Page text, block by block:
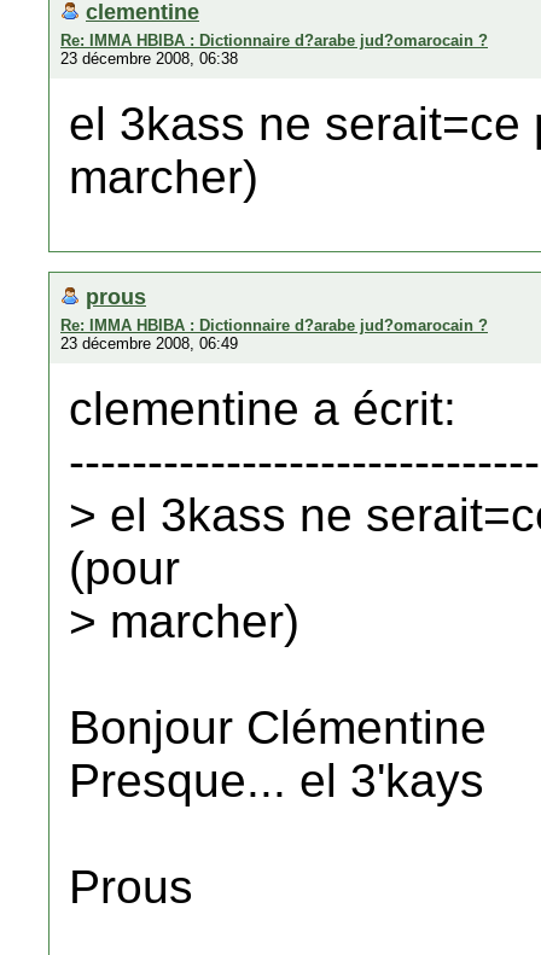
clementine
Re: IMMA HBIBA : Dictionnaire d?arabe jud?omarocain ?
23 décembre 2008, 06:38
el 3kass ne
marcher)
prous
Re: IMMA HBIBA : Dictionnaire d?arabe jud?omarocain ?
23 décembre 2008, 06:49
clementine a écrit:
> el 3kass ne
(pour
> marcher)
Bonjour Clémentine
Presque... el 3'kays
Prous